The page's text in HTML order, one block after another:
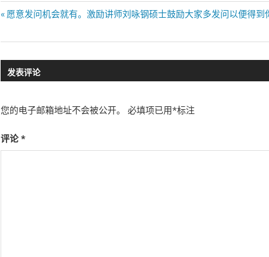
文
章
导
航
Previous
愿意发问机会就有。激励讲师刘咏钢硕士鼓励大家多发问以便得到
发表评论
您的电子邮箱地址不会被公开。 必填项已用*标注
评论*